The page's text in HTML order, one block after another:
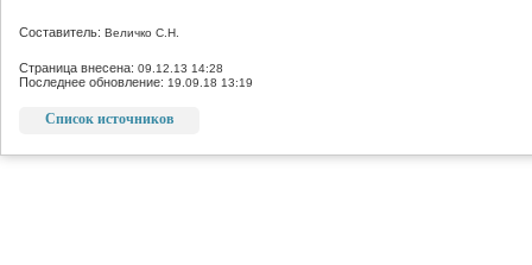
Составитель: Величко С.Н.
Страница внесена: 09.12.13 14:28
Последнее обновление: 19.09.18 13:19
Список источников